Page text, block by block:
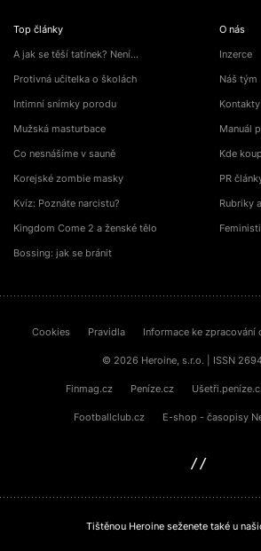
Top články
A jak se těší tatínek? Není…
Protivná učitelka o školách
Intimní snímky porodu
Mužská masturbace
Co nesnášíme v sauně
Korejské zombie masky
Kvíz: Poznáte narcistu?
Kingdom Come 2 a ženské tělo
Bossing: jak se bránit
O nás
Inzerce
Náš tým
Kontakty
Manuál
Kde
PR
Rubriky
Cookies Pravidla Informace ke zpracování
© 2026 Heroine, s.r.o. | ISSN
Finmag.cz Peníze.cz
Footballclub.cz E-shop - časopisy
Tištěnou Heroine seženete také u